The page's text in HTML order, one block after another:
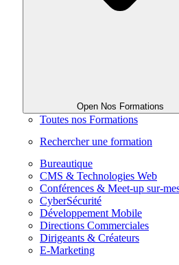
Open Nos Formations
Toutes nos Formations
Rechercher une formation
Bureautique
CMS & Technologies Web
Conférences & Meet-up sur-
CyberSécurité
Développement Mobile
Directions Commerciales
Dirigeants & Créateurs
E-Marketing